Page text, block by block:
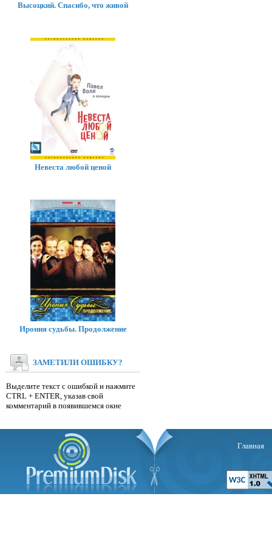
Высоцкий. Спасибо, что живой
Невеста любой ценой
Ирония судьбы. Продолжение
ЗАМЕТИЛИ ОШИБКУ?
Выделите текст с ошибкой и нажмите
CTRL + ENTER, указав свой
комментарий в появившемся окне
Главная